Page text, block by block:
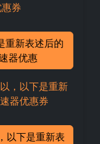
券
重新表述后的
器优惠
，以下是重新
器优惠券
以下是重新表